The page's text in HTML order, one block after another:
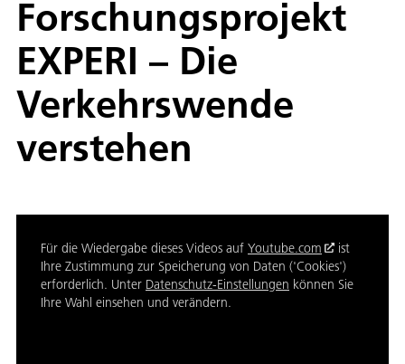
Forschungsprojekt
EXPERI – Die
Verkehrswende
verstehen
Für die Wiedergabe dieses Videos auf Youtube.com
ist
Ihre Zustimmung zur Speicherung von Daten ('Cookies')
erforderlich. Unter Datenschutz-Einstellungen können Sie
Ihre Wahl einsehen und verändern.